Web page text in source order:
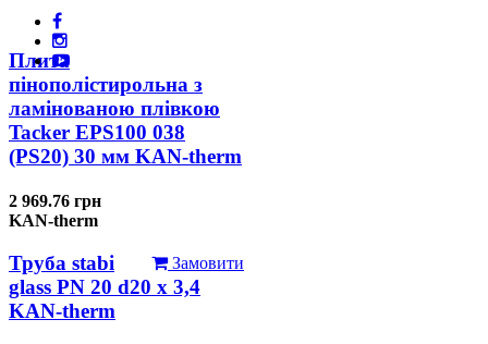
Плита
пінополістирольна з
ламінованою плівкою
Tacker EPS100 038
(PS20) 30 мм KAN-therm
2 969.76 грн
KAN-therm
Замовити
Труба stabi
glass PN 20 d20 х 3,4
KAN-therm